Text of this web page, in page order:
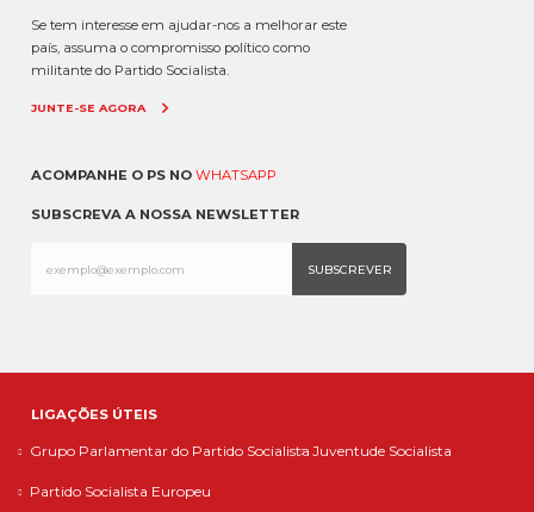
Se tem interesse em ajudar-nos a melhorar este
país, assuma o compromisso político como
militante do Partido Socialista.
JUNTE-SE AGORA
ACOMPANHE O PS NO WHATSAPP
SUBSCREVA A NOSSA NEWSLETTER
LIGAÇÕES ÚTEIS
Grupo Parlamentar do Partido Socialista Juventude Socialista
Partido Socialista Europeu